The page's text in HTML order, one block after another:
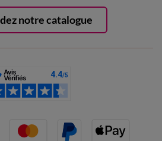
notre catalogue